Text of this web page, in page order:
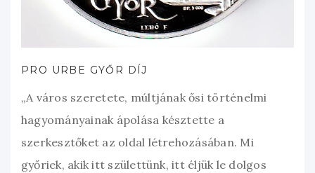
PRO URBE GYŐR DÍJ
„A város szeretete, múltjának ősi történelmi
hagyományainak ápolása késztette a
szerkesztőket az oldal létrehozásában. Mi
győriek, akik itt születtünk, itt éljük le dolgos